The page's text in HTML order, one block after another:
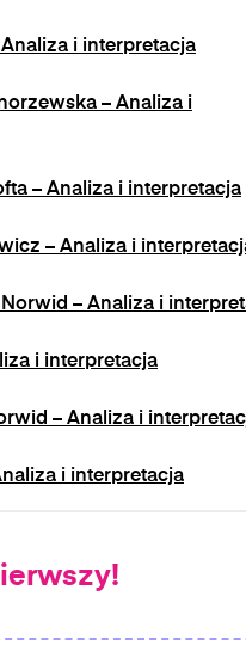
i interpretacja
– Analiza i
– Analiza i interpretacja
– Analiza i
– Analiza i
i interpretacja
– Analiza i
i interpretacja